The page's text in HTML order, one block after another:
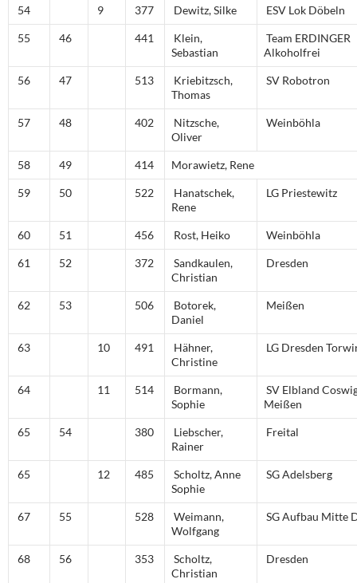
54 9 377 Dewitz, Silke ESV Lok Döbeln
55 46 441
Klein,
Sebastian
Team ERDINGER
Alkoholfrei
56 47 513
Kriebitzsch,
Thomas
SV Robotron
57 48 402
Nitzsche,
Oliver
Weinböhla
58 49 414 Morawietz, Rene
59 50 522
Hanatschek,
Rene
LG Priestewitz
60 51 456 Rost, Heiko Weinböhla
61 52 372
Sandkaulen,
Christian
Dresden
62 53 506
Botorek,
Daniel
Meißen
63 10 491
Hähner,
Christine
LG Dresden
64 11 514
Bormann,
Sophie
SV Elbland
Meißen
65 54 380
Liebscher,
Rainer
Freital
65 12 485
Scholtz, Anne
Sophie
SG Adelsberg
67 55 528
Weimann,
Wolfgang
SG Aufbau Mitte
68 56 353
Scholtz,
Christian
Dresden